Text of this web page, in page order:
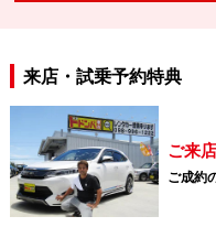
来店・試乗予約特典
ご来
ご成約